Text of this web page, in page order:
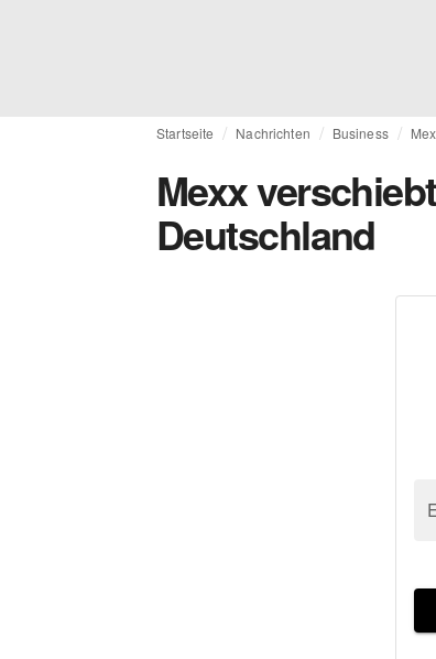
Startseite Nachrichten Business
Mexx
Deutschland